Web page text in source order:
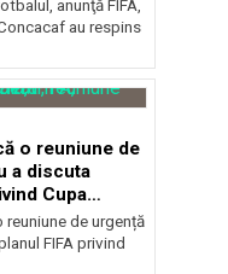
anunţă FIFA,
au respins
o reuniune de
a discuta
Cupa
reuniune de urgență
FIFA privind